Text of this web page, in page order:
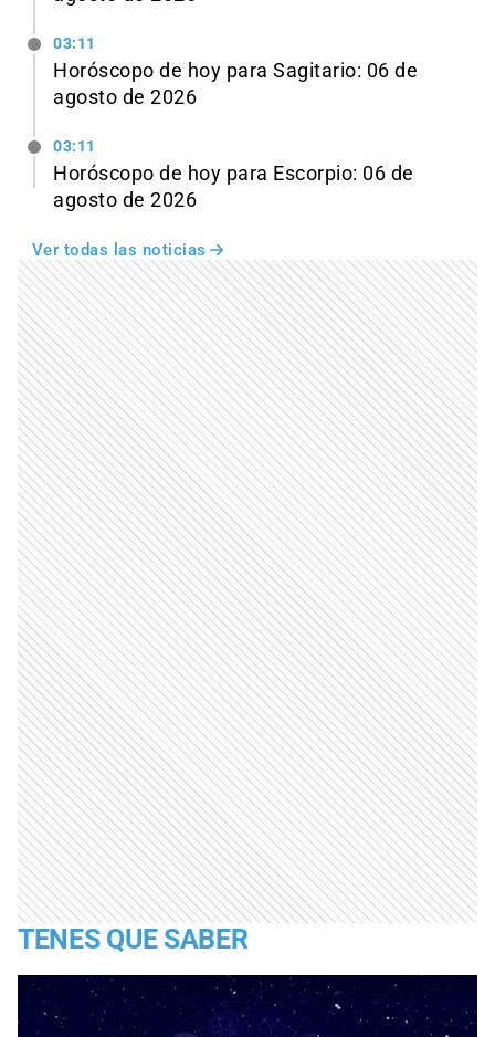
03:11
Horóscopo de hoy para Sagitario: 06 de
agosto de 2026
03:11
Horóscopo de hoy para Escorpio: 06 de
agosto de 2026
Ver todas las noticias
TENES QUE SABER